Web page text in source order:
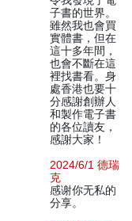
子書的世界。
雖然我也會買
實體書，但在
這十多年間，
也會不斷在這
裡找書看。身
處香港也要十
分感謝創辦人
和製作電子書
的各位讀友，
感謝大家！
2024/6/1 德瑞
克
感谢你无私的
分享。